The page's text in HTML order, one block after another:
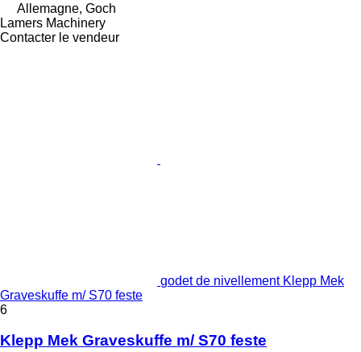
Allemagne, Goch
Lamers Machinery
Contacter le vendeur
godet de nivellement Klepp Mek
Graveskuffe m/ S70 feste
6
Klepp Mek Graveskuffe m/ S70 feste